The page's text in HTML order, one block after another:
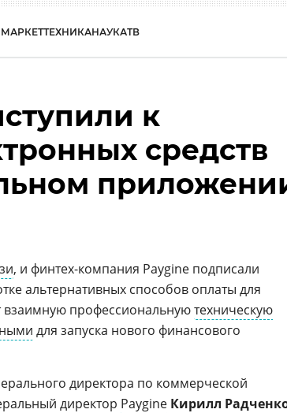
МАРКЕТТЕХНИКАНАУКАТВ
к
средств
, и финтех-компания Paygine подписали
альтернативных способов оплаты для
взаимную профессиональнуютехническую
для запуска нового финансового
директора по коммерческой
директор Paygine Кирилл